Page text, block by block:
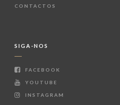
CONTACTOS
SIGA-NOS
FACEBOOK
YOUTUBE
INSTAGRAM